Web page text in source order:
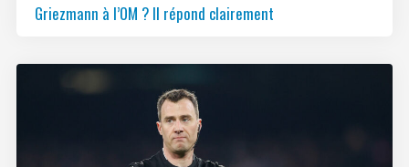
Griezmann à l’OM ? Il répond clairement